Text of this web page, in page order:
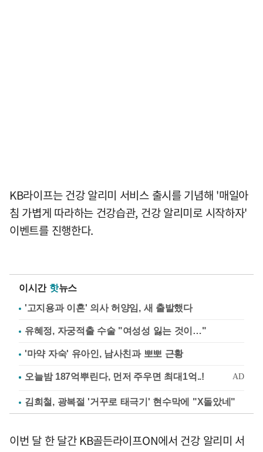
KB라이프는 건강 알리미 서비스 출시를 기념해 '매일아
침 가볍게 따라하는 건강습관, 건강 알리미로 시작하자'
이벤트를 진행한다.
이시간 핫뉴스
'고지용과 이혼' 의사 허양임, 새 출발했다
유혜정, 자궁적출 수술 "여성성 잃는 것이…"
'마약 자숙' 유아인, 남사친과 뽀뽀 근황
김희철, 광복절 '거꾸로 태극기' 현수막에 "X돌았네"
이번 달 한 달간 KB골든라이프ON에서 건강 알리미 서